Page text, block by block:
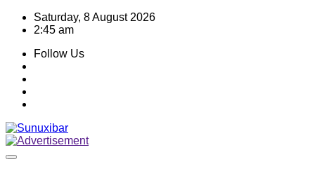
Skip
Saturday, 8 August 2026
2:45 am
Follow Us